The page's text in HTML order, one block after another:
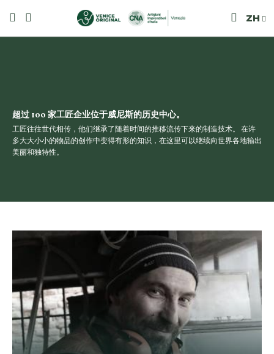
ZH
超过 100 家工匠企业位于威尼斯的历史中心。
工匠往往世代相传，他们继承了随着时间的推移流传下来的制造技术。 在许
多大大小小的物品的创作中变得有形的知识，在这里可以继续向世界各地输出
美丽和独特性。